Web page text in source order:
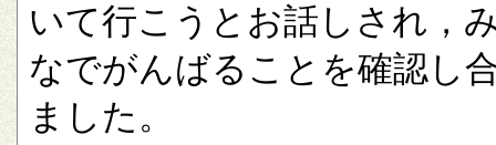
いて行こうとお話しされ，
なでがんばることを確認し
ました。